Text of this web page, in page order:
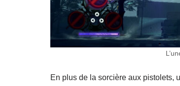
En plus de la sorcière aux pistolets,